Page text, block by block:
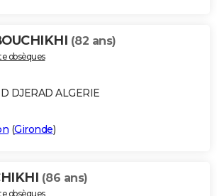
(82 ans)
obsèques
DJERAD ALGERIE
(Gironde)
(86 ans)
obsèques